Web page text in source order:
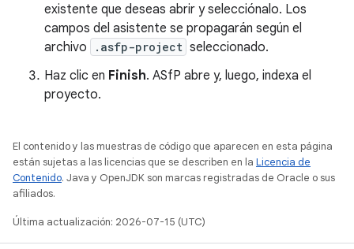
existente que deseas abrir y selecciónalo. Los
campos del asistente se propagarán según el
archivo
.asfp-project seleccionado.
Haz clic en Finish. ASfP abre y, luego, indexa el
proyecto.
El contenido y las muestras de código que aparecen en esta página
están sujetas a las licencias que se describen en la Licencia de
Contenido. Java y OpenJDK son marcas registradas de Oracle o sus
afiliados.
Última actualización: 2026-07-15 (UTC)